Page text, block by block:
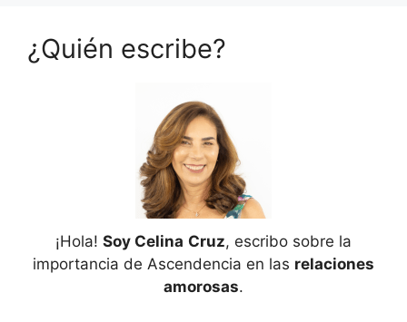
¿Quién escribe?
¡Hola! Soy Celina Cruz, escribo sobre la
importancia de Ascendencia en las relaciones
amorosas.